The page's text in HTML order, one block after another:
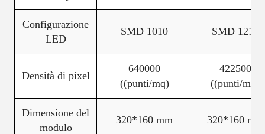
Configurazione
LED
SMD 1010 SMD 1212
Densità di pixel
640000
((punti/mq)
422500
((punti/mq)
Dimensione del
modulo
320*160 mm 320*160 mm